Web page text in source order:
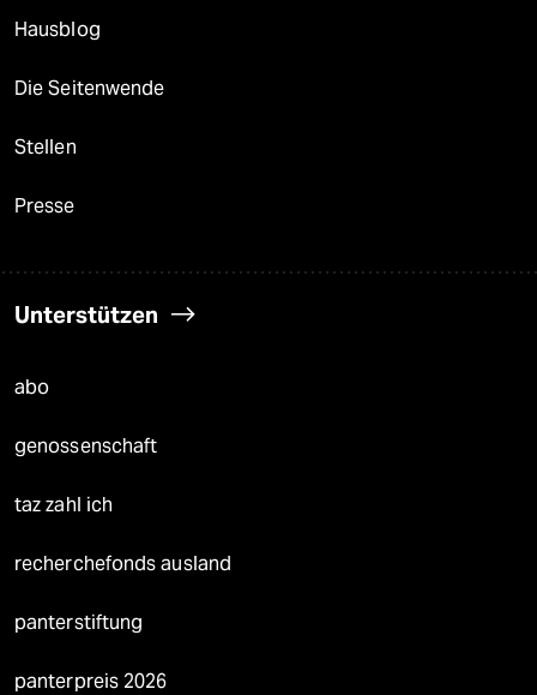
Hausblog
Die Seitenwende
Stellen
Presse
Unterstützen
abo
genossenschaft
taz zahl ich
recherchefonds ausland
panterstiftung
panterpreis 2026